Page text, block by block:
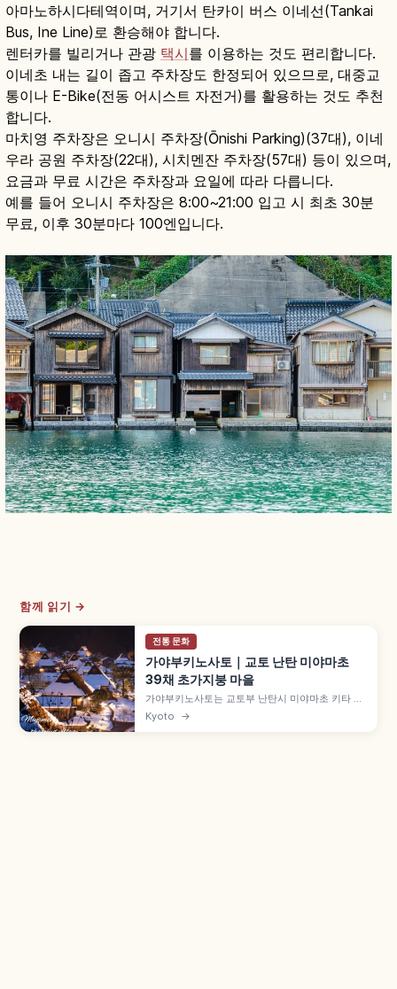
아마노하시다테역이며, 거기서 탄카이 버스 이네선(Tankai
Bus, Ine Line)로 환승해야 합니다.
렌터카를 빌리거나 관광 택시를 이용하는 것도 편리합니다.
이네초 내는 길이 좁고 주차장도 한정되어 있으므로, 대중교
통이나 E-Bike(전동 어시스트 자전거)를 활용하는 것도 추천
합니다.
마치영 주차장은 오니시 주차장(Ōnishi Parking)(37대), 이네
우라 공원 주차장(22대), 시치멘잔 주차장(57대) 등이 있으며,
요금과 무료 시간은 주차장과 요일에 따라 다릅니다.
예를 들어 오니시 주차장은 8:00~21:00 입고 시 최초 30분
무료, 이후 30분마다 100엔입니다.
함께 읽기 →
전통 문화
가야부키노사토｜교토 난탄 미야마초
39채 초가지붕 마을
가야부키노사토는 교토부 난탄시 미야마초 키타 집
락에 자리한 초가지붕 마을로, 약 50채 중 39채가
초가지붕 민가입니다. 에도시대 중기 건물도 남은
Kyoto →